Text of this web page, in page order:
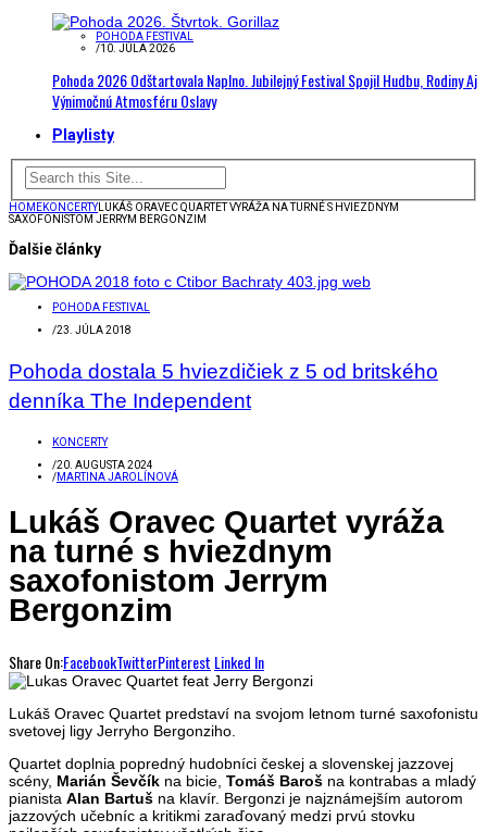
POHODA FESTIVAL
/10. JÚLA 2026
Pohoda 2026 Odštartovala Naplno. Jubilejný Festival Spojil Hudbu, Rodiny Aj
Výnimočnú Atmosféru Oslavy
Playlisty
HOMEKONCERTYLUKÁŠ ORAVEC QUARTET VYRÁŽA NA TURNÉ S HVIEZDNYM
SAXOFONISTOM JERRYM BERGONZIM
Ďalšie články
POHODA FESTIVAL
/23. JÚLA 2018
Pohoda dostala 5 hviezdičiek z 5 od britského
denníka The Independent
KONCERTY
/20. AUGUSTA 2024
/MARTINA JAROLÍNOVÁ
Lukáš Oravec Quartet vyráža
na turné s hviezdnym
saxofonistom Jerrym
Bergonzim
Share On:FacebookTwitterPinterest Linked In
Lukáš Oravec Quartet predstaví na svojom letnom turné saxofonistu
svetovej ligy Jerryho Bergonziho.
Quartet doplnia popredný hudobníci českej a slovenskej jazzovej
scény, Marián Ševčík na bicie, Tomáš Baroš na kontrabas a mladý
pianista Alan Bartuš na klavír. Bergonzi je najznámejším autorom
jazzových učebníc a kritikmi zaraďovaný medzi prvú stovku